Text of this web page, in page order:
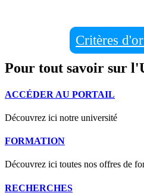
Critères
Pour tout savoir sur
ACCÉDER AU PORTAIL
Découvrez ici notre université
FORMATION
Découvrez ici toutes nos offres de
RECHERCHES